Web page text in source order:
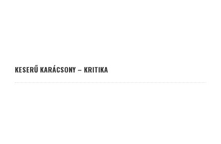
KESERŰ KARÁCSONY – KRITIKA